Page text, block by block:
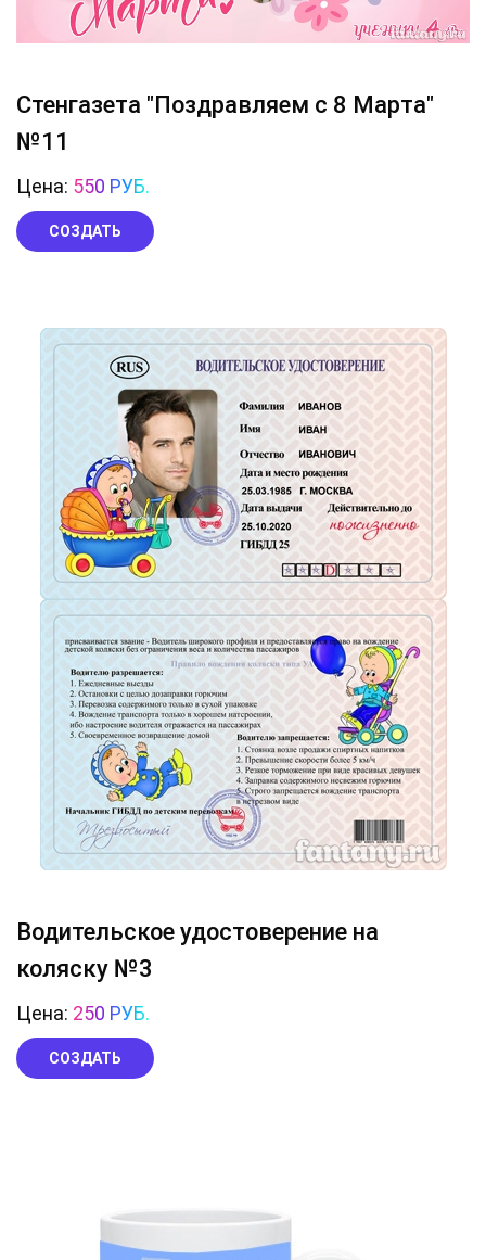
Стенгазета "Поздравляем с 8 Марта"
№11
Цена: 550 РУБ.
СОЗДАТЬ
Водительское удостоверение на
коляску №3
Цена: 250 РУБ.
СОЗДАТЬ